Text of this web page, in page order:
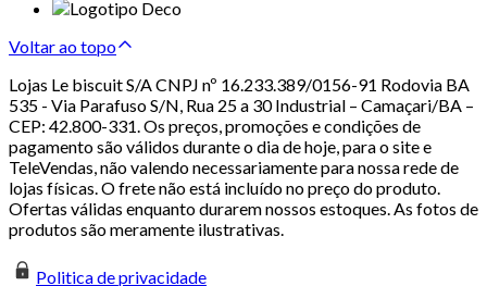
Voltar ao topo
Lojas Le biscuit S/A CNPJ nº 16.233.389/0156-91 Rodovia BA
535 - Via Parafuso S/N, Rua 25 a 30 Industrial – Camaçari/BA –
CEP: 42.800-331. Os preços, promoções e condições de
pagamento são válidos durante o dia de hoje, para o site e
TeleVendas, não valendo necessariamente para nossa rede de
lojas físicas. O frete não está incluído no preço do produto.
Ofertas válidas enquanto durarem nossos estoques. As fotos de
produtos são meramente ilustrativas.
Politica de privacidade